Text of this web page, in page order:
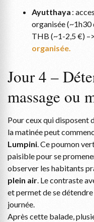
Ayutthaya :
organisée
THB (~1-2,5 €) –>
organisée.
Jour 4 –
massage ou
Pour ceux qui disposent
la matinée peut
Lumpini. Ce poumon
paisible pour se
observer les habitants
plein air. Le contraste
et permet de se
journée.
Après cette balade,